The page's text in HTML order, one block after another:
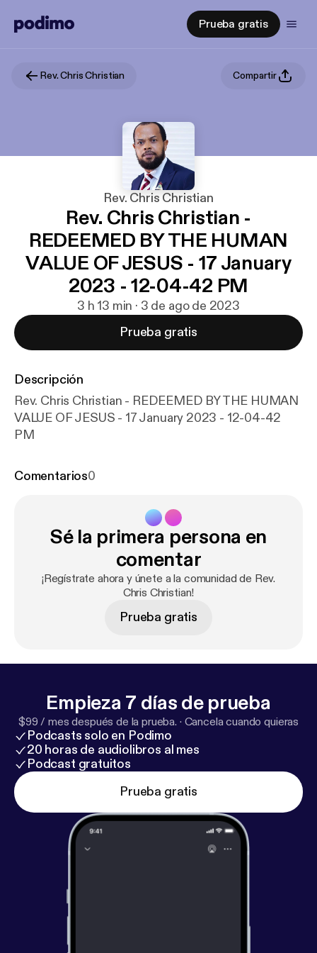
Prueba gratis
Rev. Chris Christian Compartir
Rev. Chris Christian
Rev. Chris Christian -
REDEEMED BY THE HUMAN
VALUE OF JESUS - 17 January
2023 - 12-04-42 PM
3 h 13 min · 3 de ago de 2023
Prueba gratis
Descripción
Rev. Chris Christian - REDEEMED BY THE HUMAN
VALUE OF JESUS - 17 January 2023 - 12-04-42
PM
Comentarios0
Sé la primera persona en
comentar
¡Regístrate ahora y únete a la comunidad de Rev.
Chris Christian!
Prueba gratis
Empieza 7 días de prueba
$99 / mes después de la prueba. · Cancela cuando quieras
Podcasts solo en Podimo
20 horas de audiolibros al mes
Podcast gratuitos
Prueba gratis